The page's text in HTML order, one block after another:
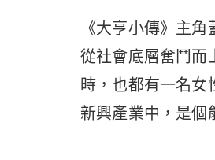
《大亨小傳》主
從社會底層奮鬥而
時，也都有一名女
新興產業中，是個